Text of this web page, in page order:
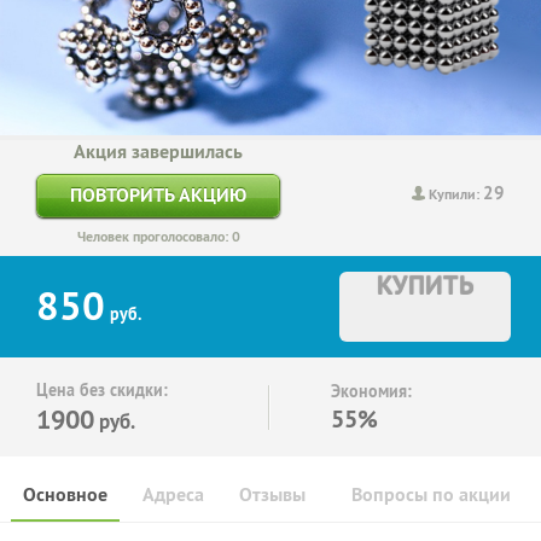
Купили: 29
Акция завершилась
ПОВТОРИТЬ АКЦИЮ
Человек проголосовало: 0
850 руб.
КУПИТЬ
Цена без скидки:
1900 руб.
Экономия:
55%
Основное Отзывы Вопросы по акции
Адреса